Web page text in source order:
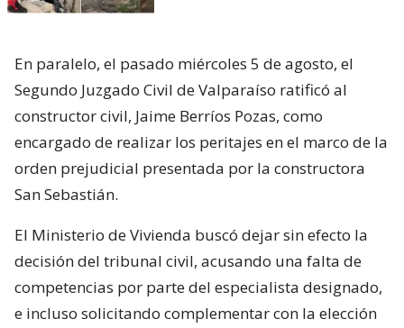
En paralelo, el pasado miércoles 5 de agosto, el
Segundo Juzgado Civil de Valparaíso ratificó al
constructor civil, Jaime Berríos Pozas, como
encargado de realizar los peritajes en el marco de la
orden prejudicial presentada por la constructora
San Sebastián.
El Ministerio de Vivienda buscó dejar sin efecto la
decisión del tribunal civil, acusando una falta de
competencias por parte del especialista designado,
e incluso solicitando complementar con la elección